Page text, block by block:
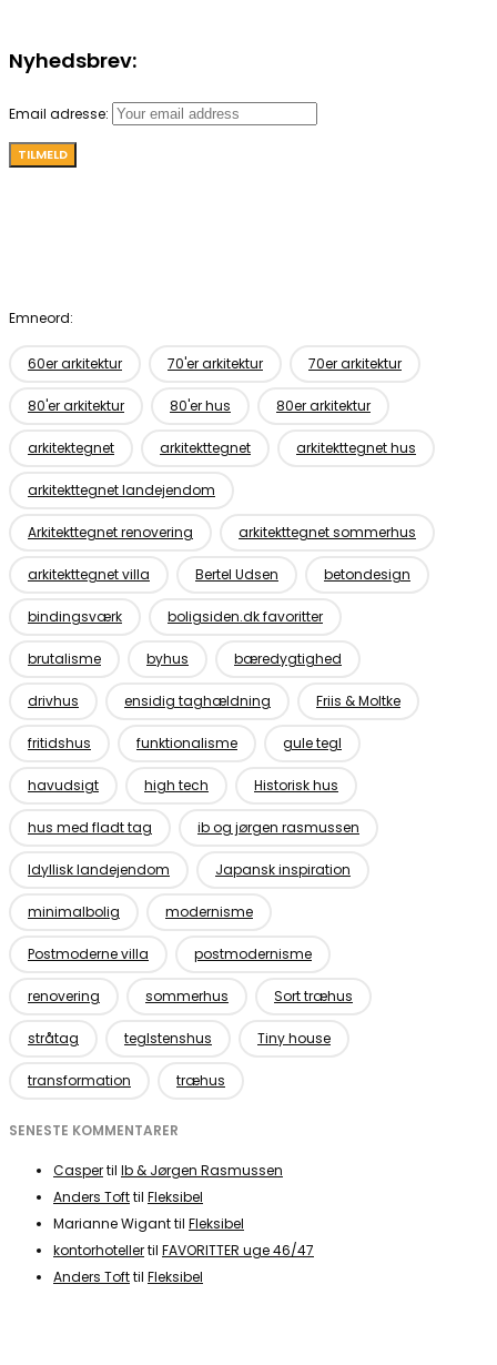
Nyhedsbrev:
Email adresse:
Emneord:
60er arkitektur 70'er arkitektur 70er arkitektur
80'er arkitektur 80'er hus 80er arkitektur
arkitektegnet arkitekttegnet arkitekttegnet hus
arkitekttegnet landejendom
Arkitekttegnet renovering arkitekttegnet sommerhus
arkitekttegnet villa Bertel Udsen betondesign
bindingsværk boligsiden.dk favoritter
brutalisme byhus bæredygtighed
drivhus ensidig taghældning Friis & Moltke
fritidshus funktionalisme gule tegl
havudsigt high tech Historisk hus
hus med fladt tag ib og jørgen rasmussen
Idyllisk landejendom Japansk inspiration
minimalbolig modernisme
Postmoderne villa postmodernisme
renovering sommerhus Sort træhus
stråtag teglstenshus Tiny house
transformation træhus
SENESTE KOMMENTARER
Caspertil Ib & Jørgen Rasmussen
Anders Tofttil Fleksibel
Marianne Wiganttil Fleksibel
kontorhotellertil FAVORITTER uge 46/47
Anders Tofttil Fleksibel